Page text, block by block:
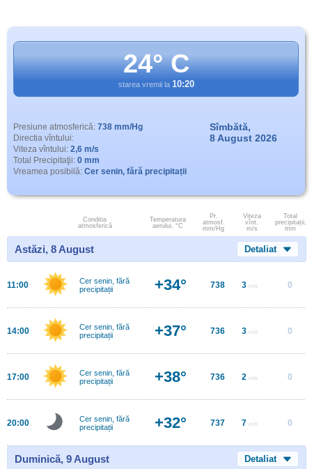
24° C
starea vremii la 10:20
Presiune atmosferică: 738 mm/Hg
Directia vîntului:
Viteza vîntului: 2,6 m/s
Total Precipitaţii: 0 mm
Vreamea posibilă: Cer senin, fără precipitații
Sîmbătă,
8 August 2026
Conditia
atmosferică
Temperatura
aerului, °C
Pr.
atmosf.
mm/Hg
Viteza
vînt.
m/s
Total
precipitații,
mm
Astăzi, 8 August Detaliat
11:00
Cer senin, fără
precipitații
+34° 738 3 m/s 0
14:00
Cer senin, fără
precipitații
+37° 736 3 m/s 0
17:00
Cer senin, fără
precipitații
+38° 736 2 m/s 0
20:00
Cer senin, fără
precipitații
+32° 737 7 m/s 0
Duminică, 9 August Detaliat